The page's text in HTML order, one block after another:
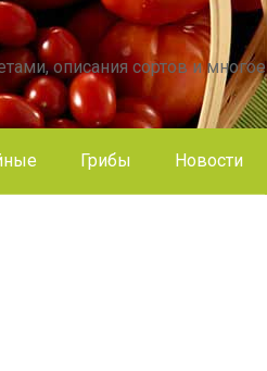
описания сортов и многое
Грибы Новости